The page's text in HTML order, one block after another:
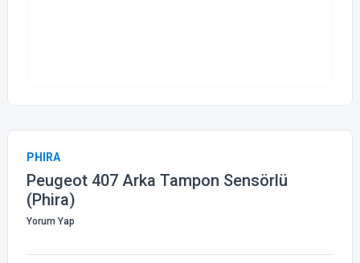
PHIRA
Peugeot 407 Arka Tampon Sensörlü
(Phira)
Yorum Yap